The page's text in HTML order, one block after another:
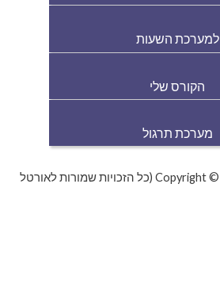
למערכת השעות
הקורס שלי
מערכת תרגול
Copyright © 2025 ortalraisman.co.il (כל הזכויות שמורות לאורטל